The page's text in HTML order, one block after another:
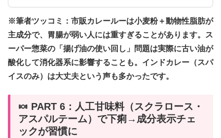
※筆者ツッコミ：市販カレールーは小麦粉＋動物性脂肪が
主成分で、胃腸が弱い人には重すぎることがあります。ス
ーパー惣菜の「揚げ油の使い回し」問題は実際に古い油が
酸化して消化器系に影響することも。インドカレー（スパ
イスのみ）は大丈夫という声も多かったです。
🍬 PART 6：人工甘味料（スクラロース・
アスパルテーム）で下痢→成分表示チェ
ックが習慣に